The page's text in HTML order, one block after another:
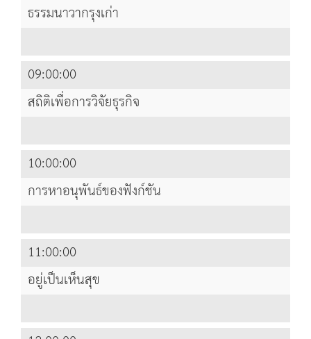
ธรรมนาวากรุงเก่า
09:00:00
สถิติเพื่อการวิจัยธุรกิจ
10:00:00
การหาอนุพันธ์ของฟังก์ชัน
11:00:00
อยู่เป็นเห็นสุข